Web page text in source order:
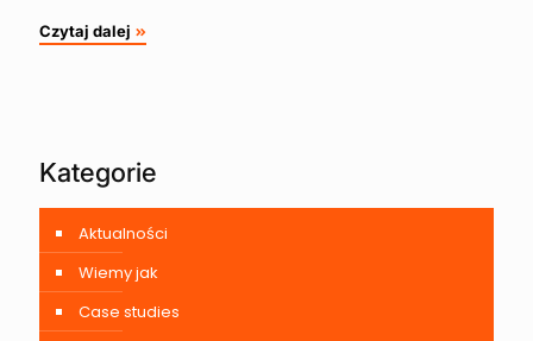
Czytaj dalej
Kategorie
Aktualności
Wiemy jak
Case studies